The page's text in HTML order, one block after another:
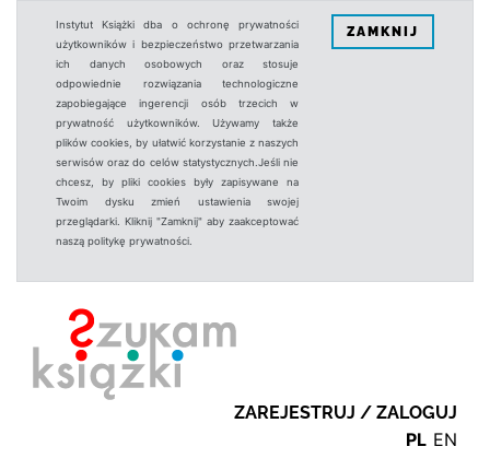
Instytut Książki dba o ochronę prywatności
użytkowników i bezpieczeństwo przetwarzania
ich danych osobowych oraz stosuje
odpowiednie rozwiązania technologiczne
zapobiegające ingerencji osób trzecich w
prywatność użytkowników. Używamy także
plików cookies, by ułatwić korzystanie z naszych
serwisów oraz do celów statystycznych.Jeśli nie
chcesz, by pliki cookies były zapisywane na
Twoim dysku zmień ustawienia swojej
przeglądarki. Kliknij "Zamknij" aby zaakceptować
naszą politykę prywatności.
ZAMKNIJ
ZAREJESTRUJ / ZALOGUJ
PL EN